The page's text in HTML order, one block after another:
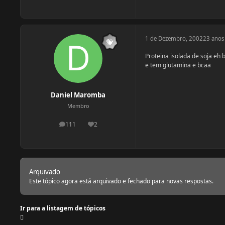
Daniel Maromba
Membro
111
postagens2
Reputação
1 de Dezembro, 200223 anos
Proteina isolada de soja eh
e tem glutamina e bcaa
Arquivado
Este tópico agora está arquivado e fechado para novas respostas.
Ir para a listagem de tópicos